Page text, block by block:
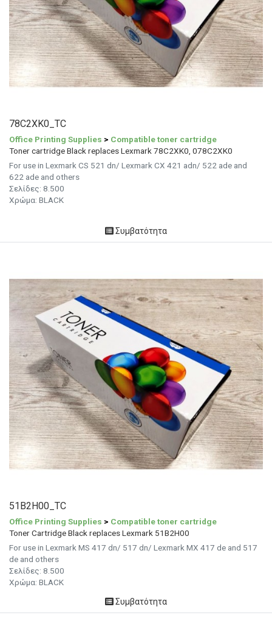
78C2XK0_TC
Office Printing Supplies > Compatible toner cartridge
Toner cartridge Black replaces Lexmark 78C2XK0, 078C2XK0
For use in Lexmark CS 521 dn/ Lexmark CX 421 adn/ 522 ade and
622 ade and others
Σελίδες: 8.500
Χρώμα: BLACK
Συμβατότητα
51B2H00_TC
Office Printing Supplies > Compatible toner cartridge
Toner Cartridge Black replaces Lexmark 51B2H00
For use in Lexmark MS 417 dn/ 517 dn/ Lexmark MX 417 de and 517
de and others
Σελίδες: 8.500
Χρώμα: BLACK
Συμβατότητα